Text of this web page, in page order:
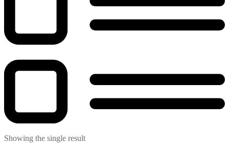
Showing the single result